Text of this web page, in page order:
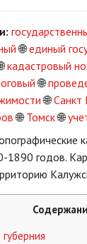
🌐единый
кадастровый
🌐
🌐Санкт
🌐Томск🌐
1890 годов.